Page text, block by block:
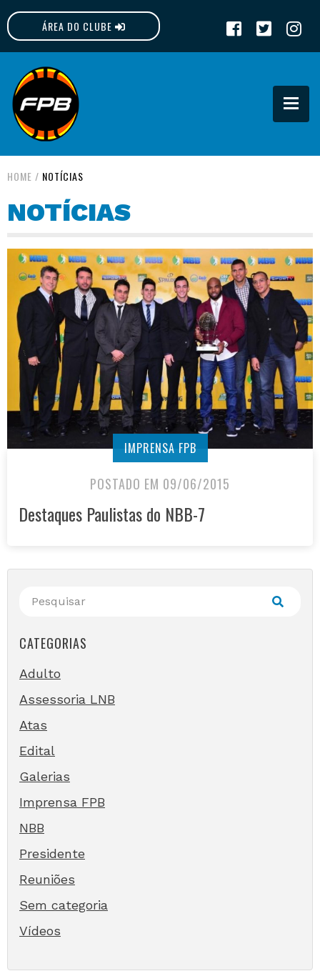
ÁREA DO CLUBE
FPB
HOME / NOTÍCIAS
NOTÍCIAS
IMPRENSA FPB
POSTADO EM 09/06/2015
Destaques Paulistas do NBB-7
CATEGORIAS
Adulto
Assessoria LNB
Atas
Edital
Galerias
Imprensa FPB
NBB
Presidente
Reuniões
Sem categoria
Vídeos